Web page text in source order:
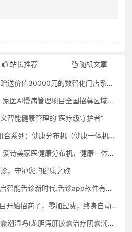
站长推荐 随机文章
30000元的数智化门店系统一套（含硬件）
理项目全国招募区域合伙人，低投入，高回报，长收益
智能健康管理的“医疗级守护者”
健康一体机）+慢病管理系统，可落地在健康小屋，社区服务中心等等
布机，健康一体机，社区服务中心，药店，健康小屋都需要
，守护您的健康之旅
新时代.舌诊app软件有哪些 好用的舌诊app大全
始招商了，零加盟费，终身自动赚钱
吗(龙胆泻肝胶囊治疗阴囊潮湿吗怎么服用)